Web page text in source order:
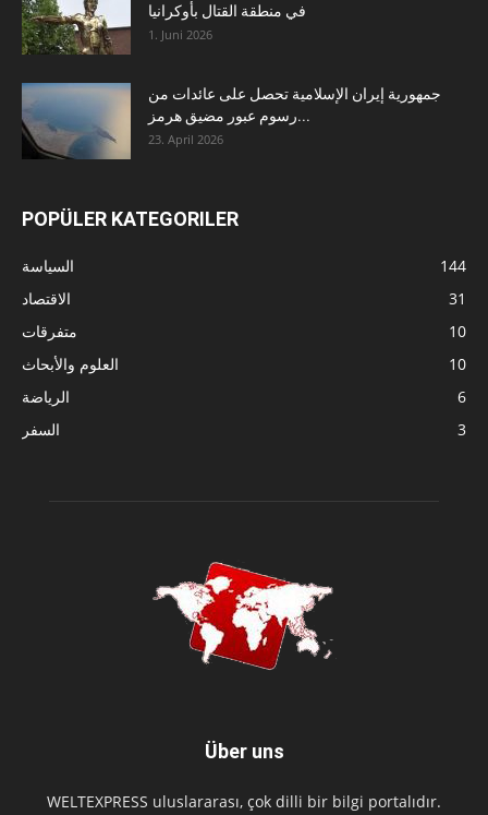
في منطقة القتال بأوكرانيا
1. Juni 2026
جمهورية إيران الإسلامية تحصل على عائدات من
رسوم عبور مضيق هرمز...
23. April 2026
POPÜLER KATEGORILER
السياسة
144
الاقتصاد
31
متفرقات
10
العلوم والأبحاث
10
الرياضة
6
السفر
3
Über uns
WELTEXPRESS uluslararası, çok dilli bir bilgi portalıdır.